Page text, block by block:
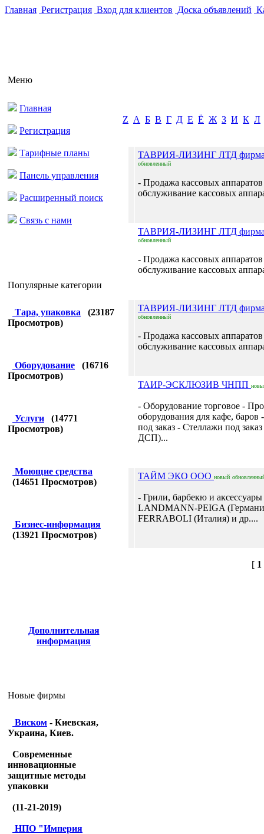
Главная Регистрация Вход для клиентов Доска объявлений
Меню
Главная
Регистрация
Тарифные планы
Панель управления
Расширенный поиск
Связь с нами
Популярные категории
Тара, упаковка (23187
Просмотров)
Оборудование (16716
Просмотров)
Услуги (14771
Просмотров)
Моющие средства
(14651 Просмотров)
Бизнес-информация
(13921 Просмотров)
Дополнительная
информация
Новые фирмы
Виском - Киевская,
Украина, Киев.
Современные
инновационные
защитные методы
упаковки
(11-21-2019)
НПО "Империя
Z А Б В Г Д Е Ё Ж З И К Л
ТАВРИЯ-ЛИЗИНГ ЛТД
обновленный
- Продажа кассовых
обслуживание кассовых
ТАВРИЯ-ЛИЗИНГ ЛТД
обновленный
- Продажа кассовых
обслуживание кассовых
ТАВРИЯ-ЛИЗИНГ ЛТД
обновленный
- Продажа кассовых
обслуживание кассовых
ТАИР-ЭСКЛЮЗИВ ЧНПП
- Оборудование торговое -
оборудования для кафе, баров
под заказ - Стеллажи под
ДСП)...
ТАЙМ ЭКО ООО новый
- Грили, барбекю и
LANDMANN-PEIGA
FERRABOLI (Италия) и др....
[ 1